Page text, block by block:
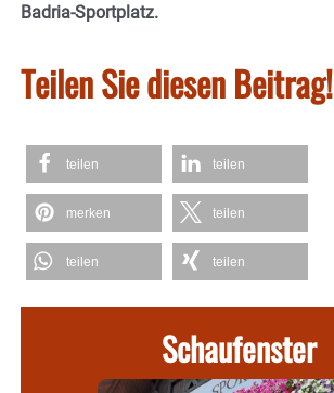
Badria-Sportplatz.
Teilen Sie diesen Beitrag!
teilen teilen
merken teilen
teilen teilen
Schaufenster